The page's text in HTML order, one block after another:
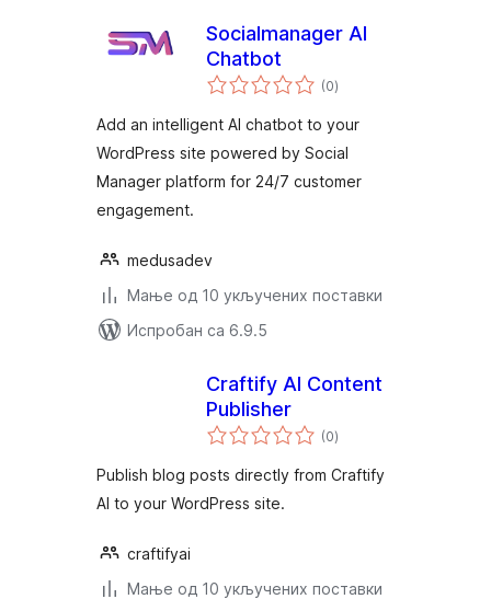
Socialmanager AI
Chatbot
(0укупних
оцена
)
Add an intelligent AI chatbot to your
WordPress site powered by Social
Manager platform for 24/7 customer
engagement.
medusadev
Мање од 10 укључених поставки
Испробан са 6.9.5
Craftify AI Content
Publisher
(0укупних
оцена
)
Publish blog posts directly from Craftify
AI to your WordPress site.
craftifyai
Мање од 10 укључених поставки